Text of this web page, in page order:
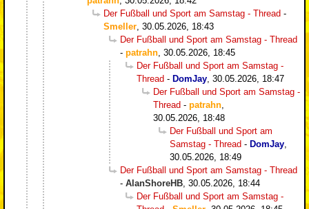
Der Fußball und Sport am Samstag - Thread -
Smeller 30.05.2026, 18:43
Der Fußball und Sport am Samstag - Thread
- patrahn 30.05.2026, 18:45
Der Fußball und Sport am Samstag -
Thread - DomJay 30.05.2026, 18:47
Der Fußball und Sport am Samstag -
Thread - patrahn
30.05.2026, 18:48
Der Fußball und Sport am
Samstag - Thread - DomJay
30.05.2026, 18:49
Der Fußball und Sport am Samstag - Thread
- AlanShoreHB 30.05.2026, 18:44
Der Fußball und Sport am Samstag -